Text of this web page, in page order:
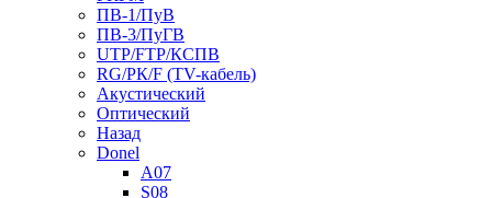
ПВ-1/ПуВ
ПВ-3/ПуГВ
UTP/FTP/КСПВ
RG/РК/F (TV-кабель)
Акустический
Оптический
Назад
Donel
A07
S08